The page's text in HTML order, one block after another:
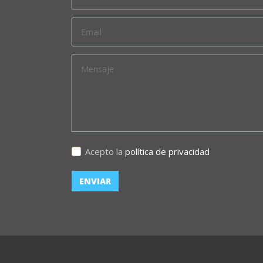
Acepto la política de privacidad